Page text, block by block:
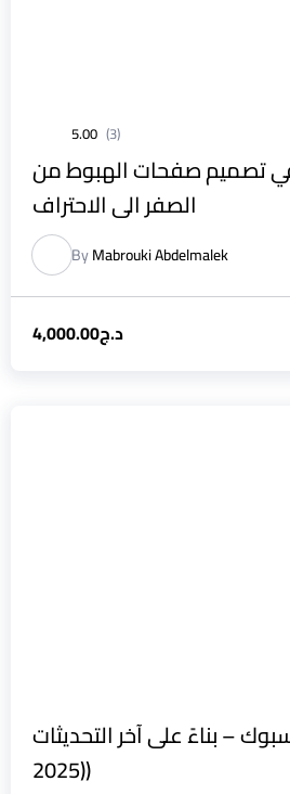
5.00 (3)
في تصميم صفحات الهبوط من
الصفر الى الاحتراف
ByMabrouki Abdelmalek
د.ج4,000.00
– بناءً على آخر التحديثات
(2025)